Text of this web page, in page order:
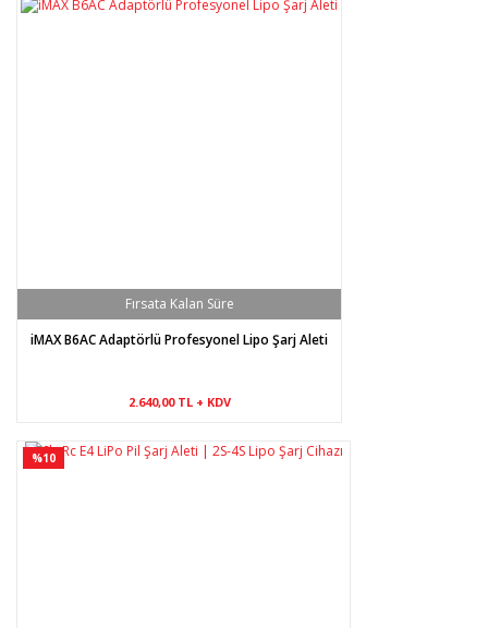
iMAX B6AC Adaptörlü Profesyonel Lipo Şarj Aleti
2.640,00 TL + KDV
%10